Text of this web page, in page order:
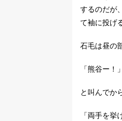
するのだが
て袖に投げ
石毛は昼の
「熊谷ー！」
と叫んでか
「両手を挙